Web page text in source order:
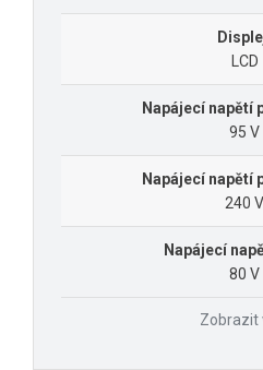
LCD
Napájecí napětí
95 V
Napájecí napětí
240 V
Napájecí
80 V
Zobrazit